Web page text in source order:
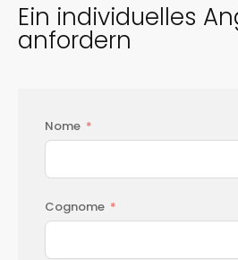
​Ein individuelles
anfordern
Nome
Cognome